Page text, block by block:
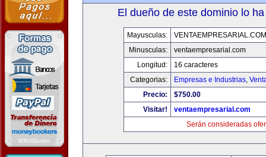
El dueño de este dominio lo
Mayusculas:
VENTAEMPRESARIAL.COM
Minusculas:
ventaempresarial.com
Longitud:
16 caracteres
Categorias:
Empresas e Industrias,
Precio:
$750.00
Visitar!
ventaempresarial.com
Serán consideradas